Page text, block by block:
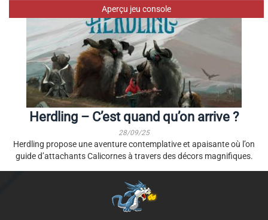
Aperçu jeu console
Herdling – C’est quand qu’on arrive ?
28/09/25
Herdling propose une aventure contemplative et apaisante où l’on
guide d’attachants Calicornes à travers des décors magnifiques.